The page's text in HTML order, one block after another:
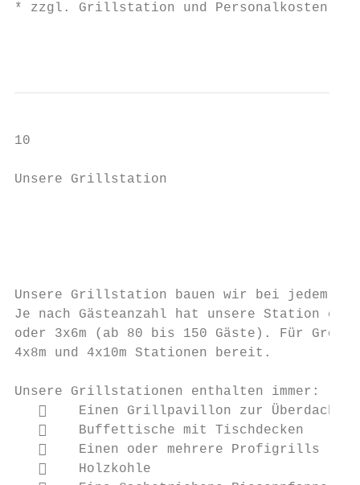
* zzgl. Grillstation und Personalkosten
10
Unsere Grillstation
Unsere Grillstation bauen wir bei jedem
Je nach Gästeanzahl hat unsere Station
oder 3x6m (ab 80 bis 150 Gäste). Für
4x8m und 4x10m Stationen bereit.
Unsere Grillstationen enthalten immer:
    Einen Grillpavillon zur
       Buffettische mit Tischdecken
       Einen oder mehrere Profigrills
       Holzkohle